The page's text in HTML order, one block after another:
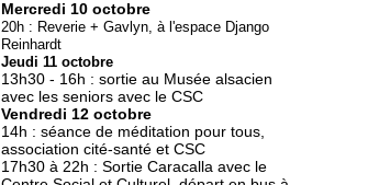
10 octobre 2018
Nouveau look pour une
nouvelle mairie
19 octobre 2017
Face au challenge du
numérique
Mercredi 10 octobre
20h : Reverie + Gavlyn, à l'espace Django
Reinhardt
Jeudi 11 octobre
13h30 - 16h : sortie au Musée alsacien
avec les seniors avec le CSC
Vendredi 12 octobre
14h : séance de méditation pour tous,
association cité-santé et CSC
17h30 à 22h : Sortie Caracalla avec le